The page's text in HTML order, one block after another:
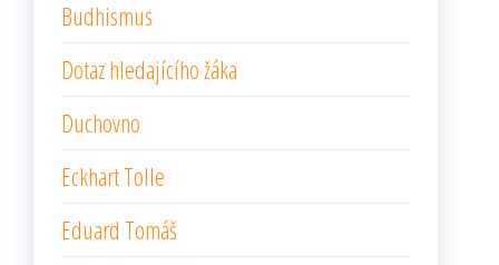
Budhismus
Dotaz hledajícího žáka
Duchovno
Eckhart Tolle
Eduard Tomáš